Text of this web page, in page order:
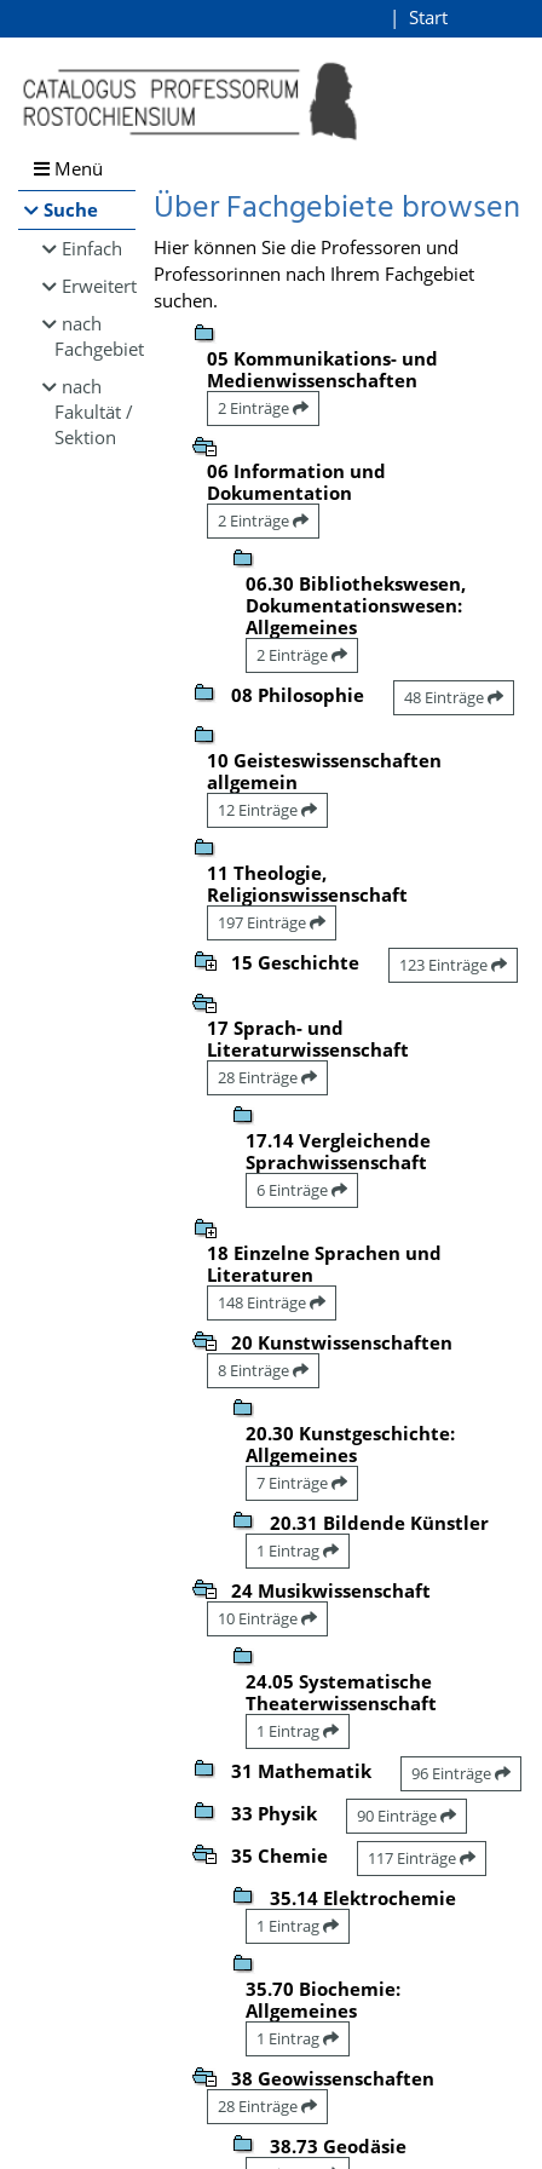
Browsen
direkt zum Inhalt
Start
Menü
Suche
Einfach
Erweitert
nach
Fachgebiet
nach
Fakultät /
Sektion
Über Fachgebiete browsen
Hier können Sie die Professoren und
Professorinnen nach Ihrem Fachgebiet
suchen.
05 Kommunikations- und
Medienwissenschaften
2 Einträge
06 Information und
Dokumentation
2 Einträge
06.30 Bibliothekswesen,
Dokumentationswesen:
Allgemeines
2 Einträge
08 Philosophie 48 Einträge
10 Geisteswissenschaften
allgemein
12 Einträge
11 Theologie,
Religionswissenschaft
197 Einträge
15 Geschichte 123 Einträge
17 Sprach- und
Literaturwissenschaft
28 Einträge
17.14 Vergleichende
Sprachwissenschaft
6 Einträge
18 Einzelne Sprachen und
Literaturen
148 Einträge
20 Kunstwissenschaften
8 Einträge
20.30 Kunstgeschichte:
Allgemeines
7 Einträge
20.31 Bildende Künstler
1 Eintrag
24 Musikwissenschaft
10 Einträge
24.05 Systematische
Theaterwissenschaft
1 Eintrag
31 Mathematik 96 Einträge
33 Physik 90 Einträge
35 Chemie 117 Einträge
35.14 Elektrochemie
1 Eintrag
35.70 Biochemie:
Allgemeines
1 Eintrag
38 Geowissenschaften
28 Einträge
38.73 Geodäsie